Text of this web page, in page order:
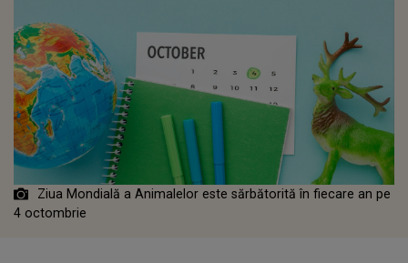
Ziua Mondială a Animalelor este sărbătorită în fiecare an pe
4 octombrie